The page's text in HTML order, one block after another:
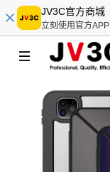
JV3C官方商城
立刻使用官方APP